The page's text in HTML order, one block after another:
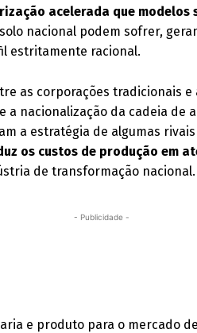
acelerada que modelos
nacional podem sofrer,
estritamente racional.
as corporações tradicionais e
a nacionalização da cadeia de
a estratégia de algumas
os custos de produção em
de transformação nacional.
- Publicidade -
e produto para o mercado